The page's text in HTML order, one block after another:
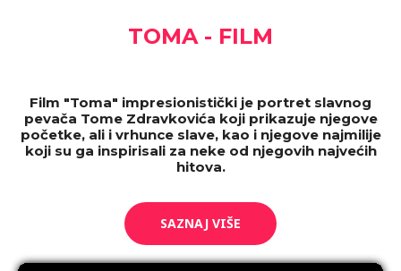
TOMA - FILM
Film "Toma" impresionistički je portret slavnog
pevača Tome Zdravkovića koji prikazuje njegove
početke, ali i vrhunce slave, kao i njegove najmilije
koji su ga inspirisali za neke od njegovih najvećih
hitova.
SAZNAJ VIŠE